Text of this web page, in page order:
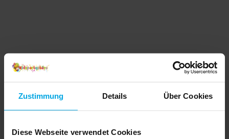
Zustimmung Details Über Cookies
Diese Webseite verwendet Cookies